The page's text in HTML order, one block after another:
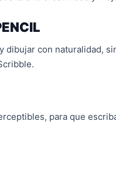
dibujar con naturalidad,
para que